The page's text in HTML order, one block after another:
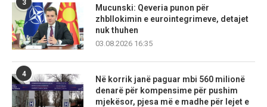
3
Mucunski: Qeveria punon për
zhbllokimin e eurointegrimeve, detajet
nuk thuhen
03.08.2026 16:35
4
Në korrik janë paguar mbi 560 milionë
denarë për kompensime për pushim
mjekësor, pjesa më e madhe për lejet e